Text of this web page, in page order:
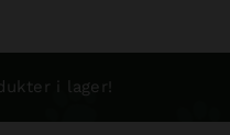
i lager!